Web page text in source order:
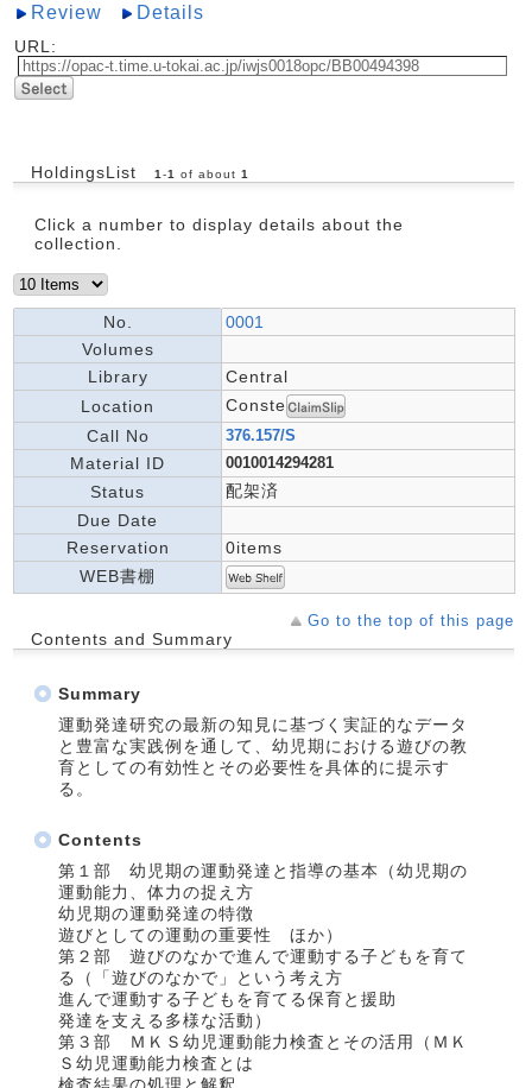
Review Details
URL:
HoldingsList 1 -1 of about 1
Click a number to display details about the
collection.
No.
0001
Volumes
Library
Central
Location
Conste
Call No
376.157/S
Material ID 0010014294281
Status
配架済
Due Date
Reservation
0items
WEB書棚
Go to the top of this page
Contents and Summary
Summary
運動発達研究の最新の知見に基づく実証的なデータ
と豊富な実践例を通して、幼児期における遊びの教
育としての有効性とその必要性を具体的に提示す
る。
Contents
第１部 幼児期の運動発達と指導の基本（幼児期の
運動能力、体力の捉え方
幼児期の運動発達の特徴
遊びとしての運動の重要性 ほか）
第２部 遊びのなかで進んで運動する子どもを育て
る（「遊びのなかで」という考え方
進んで運動する子どもを育てる保育と援助
発達を支える多様な活動）
第３部 ＭＫＳ幼児運動能力検査とその活用（ＭＫ
Ｓ幼児運動能力検査とは